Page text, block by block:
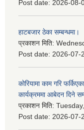
Post date: 2026-08-
हाटबजार ठेका सम्बन्धमा।
प्रकाशन मिति:
Post date: 2026-07-
कोरियामा काम गरि
कार्यक्रममा आबेदन दिने
प्रकाशन मिति:
Post date: 2026-07-